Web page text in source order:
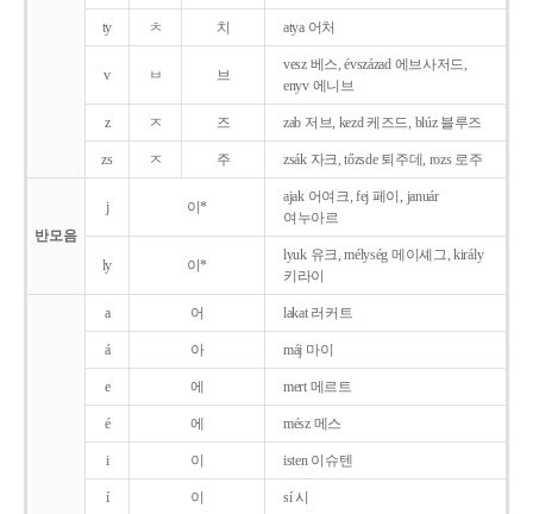
ty ㅊ 치 atya 어처
v ㅂ 브
vesz 베스, évszázad 에브사저드,
enyv 에니브
z ㅈ 즈 zab 저브, kezd 케즈드, blúz 블루즈
zs ㅈ 주 zsák 자크, tőzsde 퇴주데, rozs 로주
반모음
j 이*
ajak 어여크, fej 페이, január
여누아르
ly 이*
lyuk 유크, mélység 메이셰그, király
키라이
a 어 lakat 러커트
á 아 máj 마이
e 에 mert 메르트
é 에 mész 메스
i 이 isten 이슈텐
í 이 sí 시